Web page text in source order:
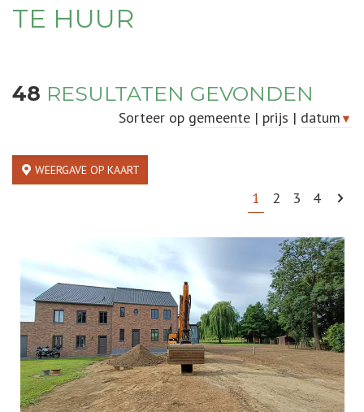
TE HUUR
48 RESULTATEN GEVONDEN
Sorteer op gemeente | prijs | datum ▼
WEERGAVE OP KAART
1 2 3 4